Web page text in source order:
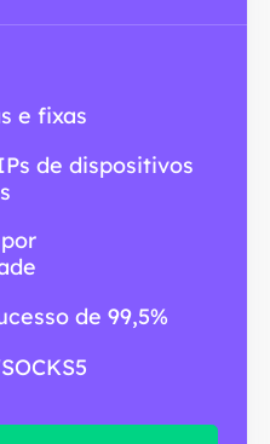
e fixas
de dispositivos
de 99,5%